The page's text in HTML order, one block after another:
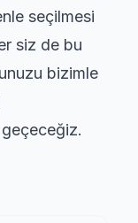
seçilmesi
siz de bu
bizimle